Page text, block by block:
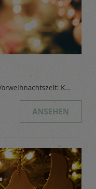
K...
ANSEHEN